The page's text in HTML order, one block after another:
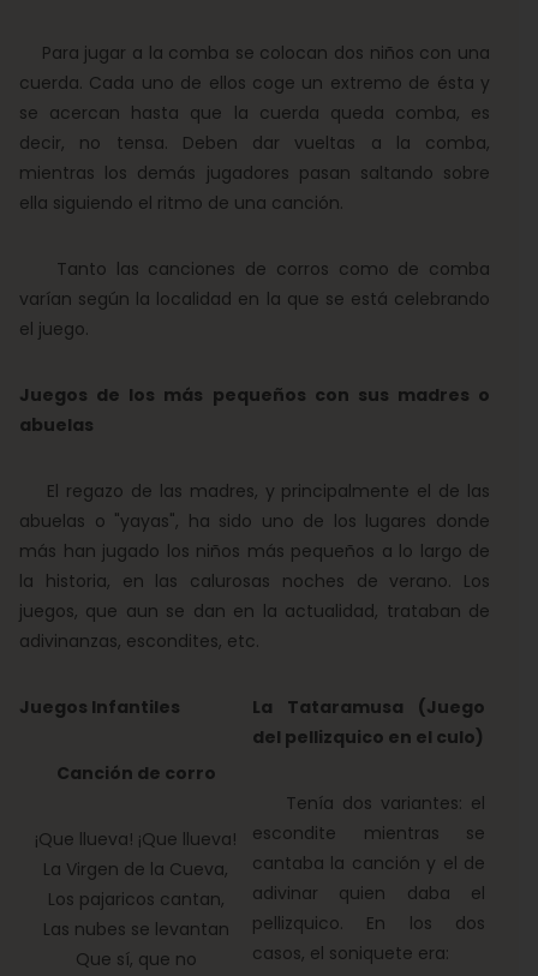
Para jugar a la comba se colocan dos niños con una
cuerda. Cada uno de ellos coge un extremo de ésta y
se acercan hasta que la cuerda queda comba, es
decir, no tensa. Deben dar vueltas a la comba,
mientras los demás jugadores pasan saltando sobre
ella siguiendo el ritmo de una canción.
Tanto las canciones de corros como de comba
varían según la localidad en la que se está celebrando
el juego.
Juegos de los más pequeños con sus madres o
abuelas
El regazo de las madres, y principalmente el de las
abuelas o "yayas", ha sido uno de los lugares donde
más han jugado los niños más pequeños a lo largo de
la historia, en las calurosas noches de verano. Los
juegos, que aun se dan en la actualidad, trataban de
adivinanzas, escondites, etc.
Juegos Infantiles
Canción de corro
¡Que llueva! ¡Que llueva!
La Virgen de la Cueva,
Los pajaricos cantan,
Las nubes se levantan
Que sí, que no
La Tataramusa (Juego
del pellizquico en el culo)
Tenía dos variantes: el
escondite mientras se
cantaba la canción y el de
adivinar quien daba el
pellizquico. En los dos
casos, el soniquete era: